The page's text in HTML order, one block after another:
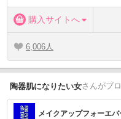
購入サイトへ
6,006
陶器肌になりたい女さんがブ
メイクアップフォーエバ